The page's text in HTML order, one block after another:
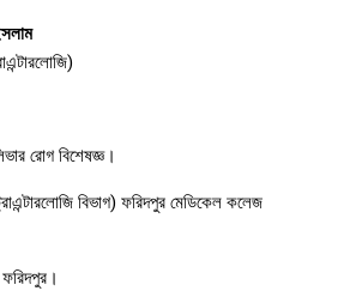
রোগ বিশেষজ্ঞ।
বিভাগ) ফরিদপুর মেডিকেল কলেজ
ফরিদপুর।